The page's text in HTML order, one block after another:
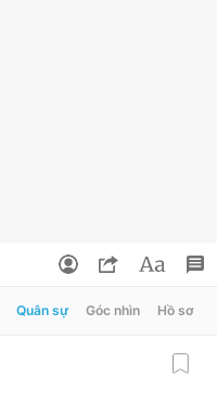
Quân sự Góc nhìn Hồ sơ